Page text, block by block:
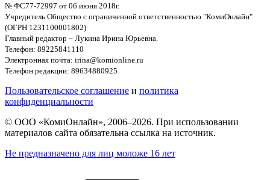
№ ФС77-72997 от 06 июня 2018г.
Учредитель Общество с ограниченной ответственностью "КомиОнлайн"
(ОГРН 1231100001802)
Главный редактор – Лукина Ирина Юрьевна.
Телефон: 89225841110
Электронная почта: irina@komionline.ru
Телефон редакции: 89634880925
Пользовательское соглашение и политика
конфиденциальности
© ООО «КомиОнлайн», 2006–2026. При использовании
материалов сайта обязательна ссылка на источник.
Не предназначено для лиц моложе 16 лет